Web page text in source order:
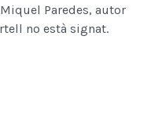
Paredes, autor
no està signat.